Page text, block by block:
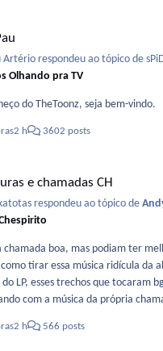
Artério respondeu ao tópico de
Olhando pra TV
do TheToonz, seja bem-vindo.
2 h 3602 posts
e chamadas CH
respondeu ao tópico de
chamada boa, mas podiam ter
como tirar essa música ridícula da
do LP, esses trechos que tocaram
com a música da própria
e encaixarem as bgms do jeito
2 h 566 posts